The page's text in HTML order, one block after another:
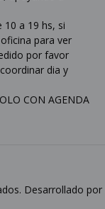
10 a 19 hs, si
para ver
por favor
dia y
CON AGENDA
Desarrollado por